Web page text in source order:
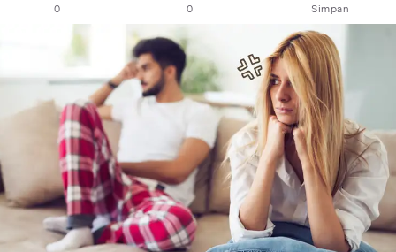
0 0 Simpan